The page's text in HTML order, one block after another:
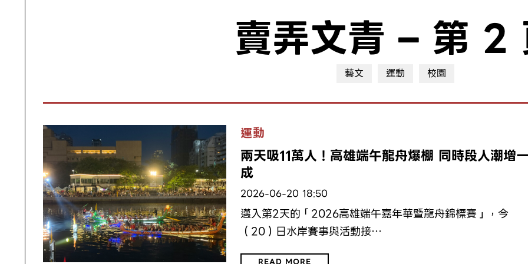
賣弄文青 – 第 2
藝文 運動 校園
運動
兩天吸11萬人！高雄端午龍舟爆棚 同時段人潮增
成
2026-06-20 18:50
邁入第2天的「2026高雄端午嘉年華暨龍舟錦標賽」，今
（20）日水岸賽事與活動接…
READ MORE